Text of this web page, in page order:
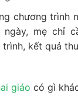
chương trình
ngày, mẹ chỉ
kết quả
giáo có gì